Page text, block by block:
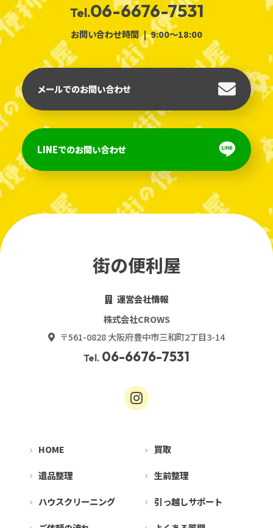
Tel.06-6676-7531
お問い合わせ時間 9:00～18:00
メールでのお問い合わせ
LINEでのお問い合わせ
街の便利屋
運営会社情報
株式会社CROWS
〒561-0828 大阪府豊中市三和町2丁目3-14
Tel. 06-6676-7531
HOME 買取
遺品整理 生前整理
ハウスクリーニング 引っ越しサポート